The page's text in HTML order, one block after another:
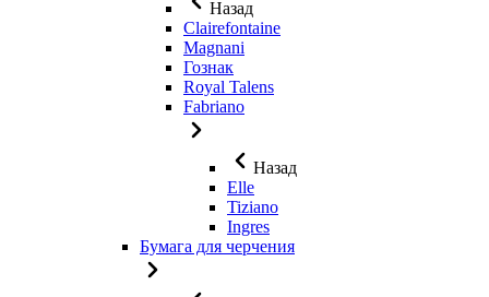
Назад
Clairefontaine
Magnani
Гознак
Royal Talens
Fabriano
Назад
Elle
Tiziano
Ingres
Бумага для черчения